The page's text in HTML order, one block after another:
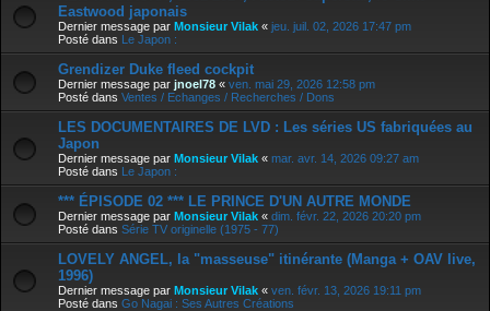
Eastwood japonais
Dernier message par Monsieur Vilak « jeu. juil. 02, 2026 17:47 pm
Posté dans Le Japon :
Grendizer Duke fleed cockpit
Dernier message par jnoel78 « ven. mai 29, 2026 12:58 pm
Posté dans Ventes / Echanges / Recherches / Dons
LES DOCUMENTAIRES DE LVD : Les séries US fabriquées au
Japon
Dernier message par Monsieur Vilak « mar. avr. 14, 2026 09:27 am
Posté dans Le Japon :
*** ÉPISODE 02 *** LE PRINCE D'UN AUTRE MONDE
Dernier message par Monsieur Vilak « dim. févr. 22, 2026 20:20 pm
Posté dans Série TV originelle (1975 - 77)
LOVELY ANGEL, la "masseuse" itinérante (Manga + OAV live,
1996)
Dernier message par Monsieur Vilak « ven. févr. 13, 2026 19:11 pm
Posté dans Go Nagai : Ses Autres Créations